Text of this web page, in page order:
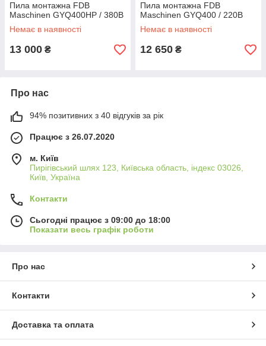
Пила монтажна FDB
Maschinen GYQ400HP / 380В
Немає в наявності
13 000 ₴
Пила монтажна FDB
Maschinen GYQ400 / 220В
Немає в наявності
12 650 ₴
Про нас
94% позитивних з 40 відгуків за рік
Працює з 26.07.2020
м. Київ
Пирігівський шлях 123, Київська область, індекс 03026,
Київ, Україна
Контакти
Сьогодні працює з 09:00 до 18:00
Показати весь графік роботи
Про нас
Контакти
Доставка та оплата